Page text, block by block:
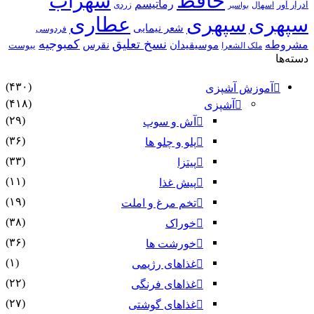
ادرار آور اسهال بواسیر رماتیسم زردی
سپهری سپهری شعر نیمایی عطاری فردوسی
مشروطه ملک الشعرا موسیقیدان نسخ تعلیق نقرس کمبوجیه یبوست
دسته‌ها
آموزش آشپزی
(۴۳۰)
آشپزی
(۴۱۸)
آش و سوپ
(۲۹)
پلو و چلو ها
(۳۶)
پیتزا
(۳۳)
پیش غذا
(۱۱)
تخم مرغ و املت
(۱۹)
خوراک
(۳۸)
خورشت ها
(۳۶)
غذاهای رژیمی
(۱)
غذاهای فرنگی
(۲۲)
غذاهای گوشتی
(۲۷)